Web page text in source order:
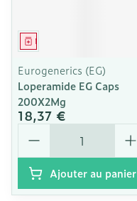
Médicament
Eurogenerics (EG)
Loperamide EG Caps
200X2Mg
18,37 €
Quantité
Ajouter au panier